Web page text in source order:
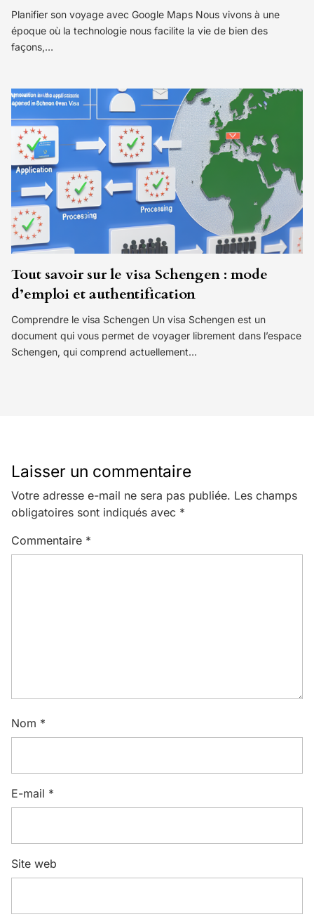
Planifier son voyage avec Google Maps Nous vivons à une
époque où la technologie nous facilite la vie de bien des
façons,…
Tout savoir sur le visa Schengen : mode
d’emploi et authentification
Comprendre le visa Schengen Un visa Schengen est un
document qui vous permet de voyager librement dans l’espace
Schengen, qui comprend actuellement…
Laisser un commentaire
Votre adresse e-mail ne sera pas publiée. Les champs
obligatoires sont indiqués avec *
Commentaire *
Nom *
E-mail *
Site web